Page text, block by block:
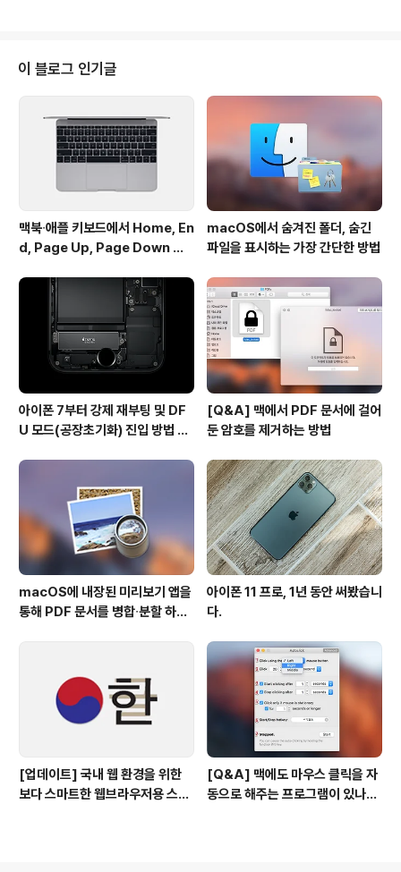
망할 분도 계실 것 같은데, 새 패치 공개 이후 해외/국내 맥
커뮤니티에 별다른 글이 올라오지 않는 것을 보면 대부분
원활하게 설치가 이뤄지나 봅니다. 이런 업데이트는 무소
식이 희소식이죠. 아무튼, 애플로서는 중요한 업데이트임
에도 사전에 충분히 시험하지 않고 섣불리 업데이트를 제
공해 사용자에게 불편을 끼..
이 블로그 인기글
맥북∙애플 키보드에서 Home, En
d, Page Up, Page Down 키
macOS에서 숨겨진 폴더, 숨긴
파일을 표시하는 가장 간단한 방법
아이폰 7부터 강제 재부팅 및 DF
U 모드(공장초기화) 진입 방법 변
[Q&A] 맥에서 PDF 문서에 걸어
둔 암호를 제거하는 방법
macOS에 내장된 미리보기 앱을
통해 PDF 문서를 병합∙분할 하는
아이폰 11 프로, 1년 동안 써봤습니
다.
[업데이트] 국내 웹 환경을 위한
보다 스마트한 웹브라우저용 스타
[Q&A] 맥에도 마우스 클릭을 자
동으로 해주는 프로그램이 있나